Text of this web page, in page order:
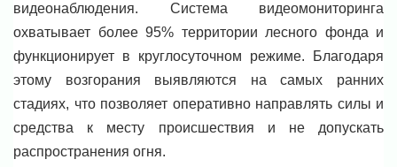
видеонаблюдения. Система видеомониторинга
охватывает более 95% территории лесного фонда и
функционирует в круглосуточном режиме. Благодаря
этому возгорания выявляются на самых ранних
стадиях, что позволяет оперативно направлять силы и
средства к месту происшествия и не допускать
распространения огня.